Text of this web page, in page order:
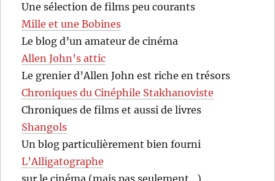
Une sélection de films peu courants
Mille et une Bobines
Le blog d’un amateur de cinéma
Allen John’s attic
Le grenier d’Allen John est riche en trésors
Chroniques du Cinéphile Stakhanoviste
Chroniques de films et aussi de livres
Shangols
Un blog particulièrement bien fourni
L’Alligatographe